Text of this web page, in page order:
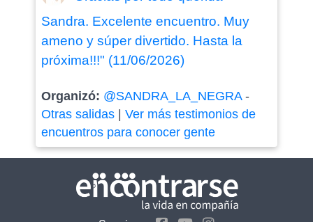
Sandra. Excelente encuentro. Muy
ameno y súper divertido. Hasta la
próxima!!!" (11/06/2026)
Organizó: @SANDRA_LA_NEGRA-
Otras salidas| Ver más testimonios de
encuentros para conocer gente